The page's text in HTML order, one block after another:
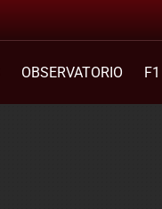
OBSERVATORIO F1